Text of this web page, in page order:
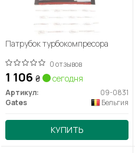
Патрубок турбокомпресора
0 отзывов
1 106 ₴ сегодня
Артикул:
09-0831
Gates
Бельгия
КУПИТЬ